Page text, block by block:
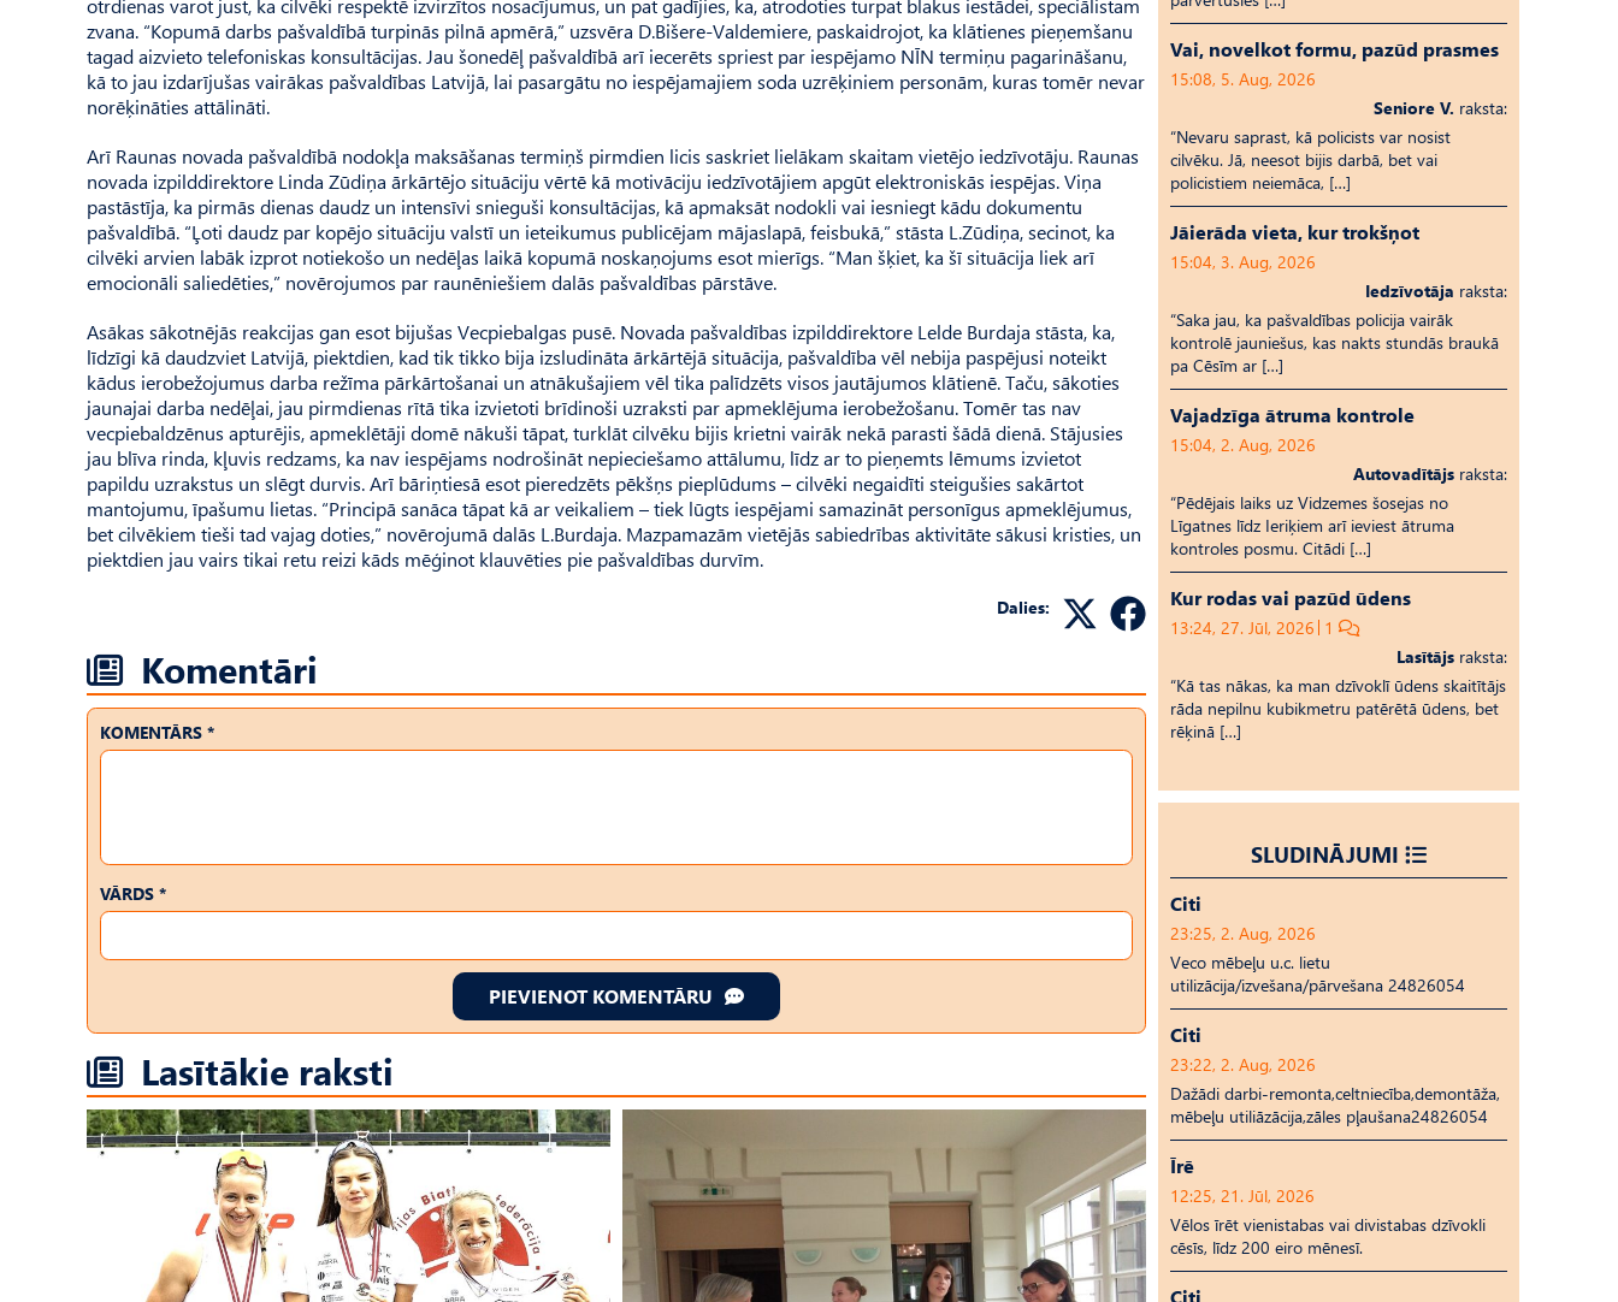
otrdienas varot just, ka cilvēki respektē izvirzītos nosacījumus, un pat gadījies, ka, atrodoties turpat blakus iestādei, speciālistam
zvana. “Kopumā darbs pašvaldībā turpinās pilnā apmērā,” uzsvēra D.Bišere-Valdemiere, paskaidrojot, ka klātienes pieņemšanu
tagad aizvieto telefoniskas konsultācijas. Jau šonedēļ pašvaldībā arī iecerēts spriest par iespējamo NĪN termiņu pagarināšanu,
kā to jau izdarījušas vairākas pašvaldības Latvijā, lai pasargātu no iespējamajiem soda uzrēķiniem personām, kuras tomēr nevar
norēķināties attālināti.
Arī Raunas novada pašvaldībā nodokļa maksāšanas termiņš pirmdien licis saskriet lielākam skaitam vietējo iedzīvotāju. Raunas
novada izpilddirektore Linda Zūdiņa ārkārtējo situāciju vērtē kā motivāciju iedzīvotājiem apgūt elektroniskās iespējas. Viņa
pastāstīja, ka pirmās dienas daudz un intensīvi snieguši konsultācijas, kā apmaksāt nodokli vai iesniegt kādu dokumentu
pašvaldībā. “Ļoti daudz par kopējo situāciju valstī un ieteikumus publicējam mājaslapā, feisbukā,” stāsta L.Zūdiņa, secinot, ka
cilvēki arvien labāk izprot notiekošo un nedēļas laikā kopumā noskaņojums esot mierīgs. “Man šķiet, ka šī situācija liek arī
emocionāli saliedēties,” novērojumos par raunēniešiem dalās paš­valdības pārstāve.
Asākas sākotnējās reakcijas gan esot bijušas Vecpiebalgas pusē. Novada pašvaldības izpild­direktore Lelde Burdaja stāsta, ka,
līdzīgi kā daudzviet Latvijā, piektdien, kad tik tikko bija izsludināta ārkārtējā situācija, paš­valdība vēl nebija paspējusi noteikt
kādus ierobežojumus darba režīma pārkārtošanai un atnākušajiem vēl tika palīdzēts visos jautājumos klātienē. Taču, sākoties
jaunajai darba nedēļai, jau pirmdienas rītā tika izvietoti brīdinoši uzraksti par apmeklējuma ierobežošanu. Tomēr tas nav
vecpiebaldzēnus apturējis, apmeklētāji domē nākuši tāpat, turklāt cilvēku bijis krietni vairāk nekā parasti šādā dienā. Stājusies
jau blīva rinda, kļuvis redzams, ka nav iespējams nodrošināt nepieciešamo attālumu, līdz ar to pieņemts lēmums izvietot
papildu uzrakstus un slēgt durvis. Arī bāriņtiesā esot pieredzēts pēkšņs pieplūdums – cilvēki negaidīti steigušies sakārtot
mantojumu, īpašumu lietas. “Principā sanāca tāpat kā ar veikaliem – tiek lūgts iespējami samazināt personīgus apmeklējumus,
bet cilvēkiem tieši tad vajag doties,” novērojumā dalās L.Burdaja. Mazpamazām vietējās sabiedrības aktivitāte sākusi kristies, un
piektdien jau vairs tikai retu reizi kāds mēģinot klauvēties pie pašvaldības durvīm.
Dalies:
Komentāri
KOMENTĀRS *
VĀRDS *
PIEVIENOT KOMENTĀRU
Lasītākie raksti
Vai, novelkot formu, pazūd prasmes
15:08, 5. Aug, 2026
Seniore V. raksta:
“Nevaru saprast, kā policists var nosist
cilvēku. Jā, neesot bijis darbā, bet vai
policistiem neiemāca, […]
Jāierāda vieta, kur trokšņot
15:04, 3. Aug, 2026
Iedzīvotāja raksta:
“Saka jau, ka pašvaldības policija vairāk
kontrolē jauniešus, kas nakts stundās braukā
pa Cēsīm ar […]
Vajadzīga ātruma kontrole
15:04, 2. Aug, 2026
Autovadītājs raksta:
“Pēdējais laiks uz Vid­ze­mes šosejas no
Līgatnes līdz Ieriķiem arī ieviest ātruma
kontroles posmu. Citādi […]
Kur rodas vai pazūd ūdens
13:24, 27. Jūl, 2026 1
Lasītājs raksta:
“Kā tas nākas, ka man dzīvoklī ūdens skaitītājs
rāda nepilnu kubikmetru patērētā ūdens, bet
rēķinā […]
SLUDINĀJUMI
Citi
23:25, 2. Aug, 2026
Veco mēbeļu u.c. lietu
utilizācija/izvešana/pārvešana 24826054
Citi
23:22, 2. Aug, 2026
Dažādi darbi-remonta,celtniecība,demontāža,
mēbeļu utiliāzācija,zāles pļaušana24826054
Īrē
12:25, 21. Jūl, 2026
Vēlos īrēt vienistabas vai divistabas dzīvokli
cēsīs, līdz 200 eiro mēnesī.
Citi